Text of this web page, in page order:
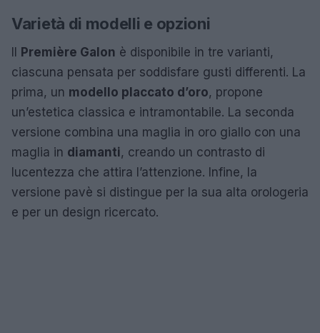
Varietà di modelli e opzioni
Il Première Galon è disponibile in tre varianti,
ciascuna pensata per soddisfare gusti differenti. La
prima, un modello placcato d’oro, propone
un’estetica classica e intramontabile. La seconda
versione combina una maglia in oro giallo con una
maglia in diamanti, creando un contrasto di
lucentezza che attira l’attenzione. Infine, la
versione pavè si distingue per la sua alta orologeria
e per un design ricercato.